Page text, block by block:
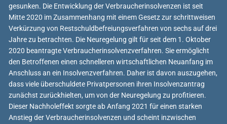
gesunken. Die Entwicklung der Verbraucherinsolvenzen ist seit
Mitte 2020 im Zusammenhang mit einem Gesetz zur schrittweisen
Verkürzung von Restschuldbefreiungsverfahren von sechs auf drei
Jahre zu betrachten. Die Neuregelung gilt für seit dem 1. Oktober
2020 beantragte Verbraucherinsolvenzverfahren. Sie ermöglicht
den Betroffenen einen schnelleren wirtschaftlichen Neuanfang im
Anschluss an ein Insolvenzverfahren. Daher ist davon auszugehen,
dass viele überschuldete Privatpersonen ihren Insolvenzantrag
zunächst zurückhielten, um von der Neuregelung zu profitieren.
Dieser Nachholeffekt sorgte ab Anfang 2021 für einen starken
Anstieg der Verbraucherinsolvenzen und scheint inzwischen